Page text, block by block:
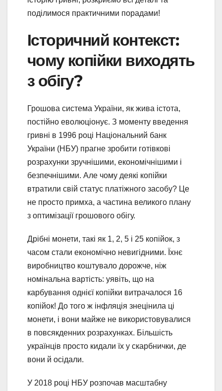
поділимося практичними порадами!
Історичний контекст:
чому копійки виходять
з обігу?
Грошова система України, як жива істота,
постійно еволюціонує. З моменту введення
гривні в 1996 році Національний банк
України (НБУ) прагне зробити готівкові
розрахунки зручнішими, економічнішими і
безпечнішими. Але чому деякі копійки
втратили свій статус платіжного засобу? Це
не просто примха, а частина великого плану
з оптимізації грошового обігу.
Дрібні монети, такі як 1, 2, 5 і 25 копійок, з
часом стали економічно невигідними. Їхнє
виробництво коштувало дорожче, ніж
номінальна вартість: уявіть, що на
карбування однієї копійки витрачалося 16
копійок! До того ж інфляція знецінила ці
монети, і вони майже не використовувалися
в повсякденних розрахунках. Більшість
українців просто кидали їх у скарбнички, де
вони й осідали.
У 2018 році НБУ розпочав масштабну